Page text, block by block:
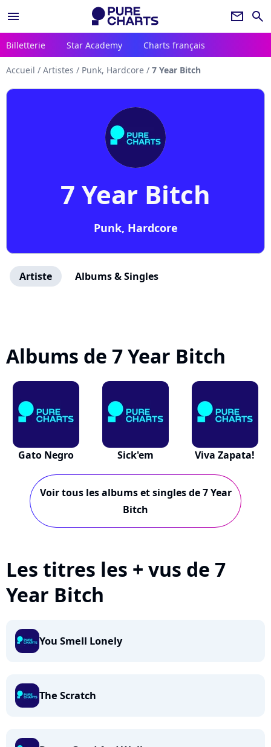
menu newsletter search
Billetterie Star Academy Charts français
Accueil / Artistes / Punk, Hardcore / 7 Year Bitch
7 Year Bitch
Punk, Hardcore
Artiste Albums & Singles
Albums de 7 Year Bitch
Gato Negro Sick'em Viva Zapata!
Voir tous les albums et singles de 7 Year
Bitch
Les titres les + vus de 7
Year Bitch
You Smell Lonely
The Scratch